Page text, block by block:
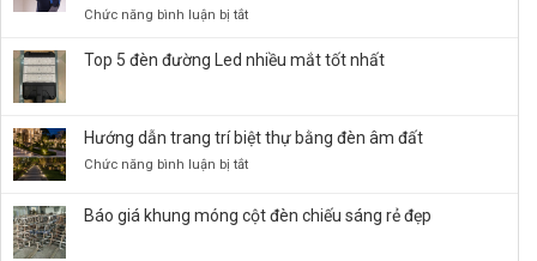
100W,
Sáng
Bền
Chức năng bình luận bị tắtở
lắp
Panel
kỹ
Top 5 đèn đường Led nhiều mắt tốt nhất
Hướng dẫn trang trí biệt thự bằng đèn âm đất
Chức năng bình luận bị tắtở
trang
Báo giá khung móng cột đèn chiếu sáng rẻ đẹp